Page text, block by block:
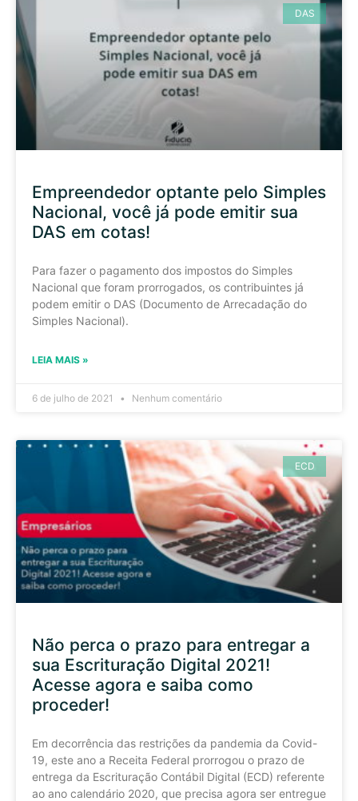
DAS
Empreendedor optante pelo Simples
Nacional, você já pode emitir sua
DAS em cotas!
Para fazer o pagamento dos impostos do Simples
Nacional que foram prorrogados, os contribuintes já
podem emitir o DAS (Documento de Arrecadação do
Simples Nacional).
LEIA MAIS »
6 de julho de 2021 Nenhum comentário
ECD
Não perca o prazo para entregar a
sua Escrituração Digital 2021!
Acesse agora e saiba como
proceder!
Em decorrência das restrições da pandemia da Covid-
19, este ano a Receita Federal prorrogou o prazo de
entrega da Escrituração Contábil Digital (ECD) referente
ao ano calendário 2020, que precisa agora ser entregue